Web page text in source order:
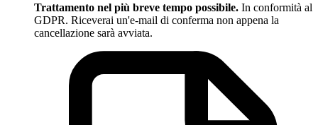
Trattamento nel più breve tempo possibile. In conformità al
GDPR. Riceverai un'e-mail di conferma non appena la
cancellazione sarà avviata.